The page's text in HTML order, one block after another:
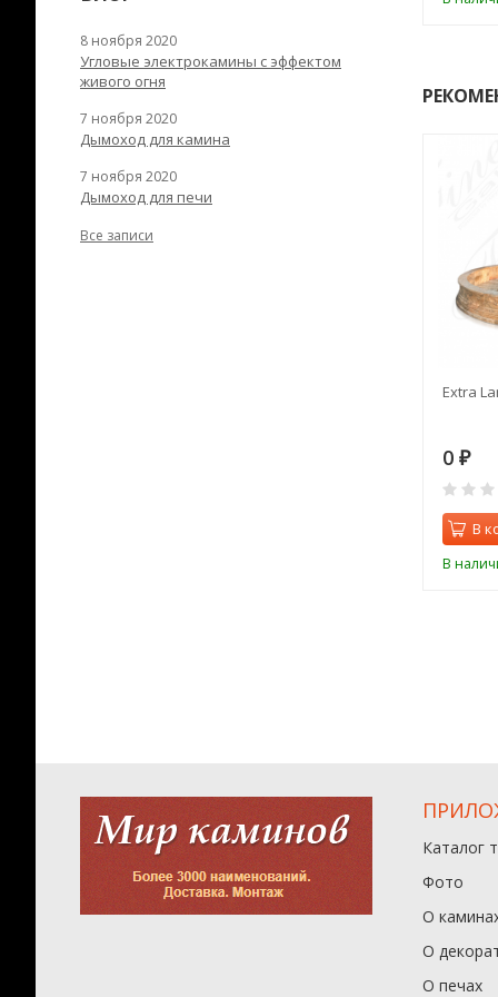
Extra
0 ₽
В
В
8 ноября 2020
Угловые электрокамины с эффектом
живого огня
7 ноября 2020
Дымоход для камина
7 ноября 2020
Дымоход для печи
Все записи
Каталог
Фото
О
О
О печах